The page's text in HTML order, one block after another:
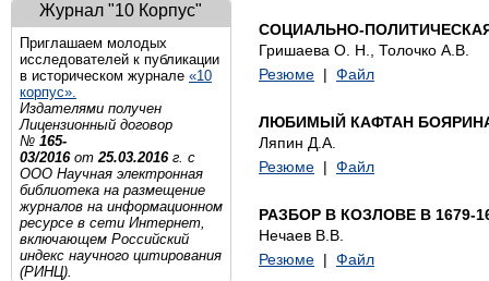
Журнал "10 Корпус"
Приглашаем молодых
исследователей к публикации
в историческом журнале «10
корпус».
Издателями получен
Лицензионный договор
№ 165-
03/2016от25.03.2016г. с
ООО Научная электронная
библиотека на размещение
журналов на информационном
ресурсе в сети Интернет,
включающем Российский
индекс научного цитирования
(РИНЦ).
СОЦИАЛЬНО-
Гришаева О. Н., Толочко А.В.
Резюме | Файл
ЛЮБИМЫЙ КАФТАН
Ляпин Д.А.
Резюме | Файл
РАЗБОР В КОЗЛОВЕ В 1679-
Нечаев В.В.
Резюме | Файл